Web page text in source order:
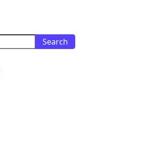
Search